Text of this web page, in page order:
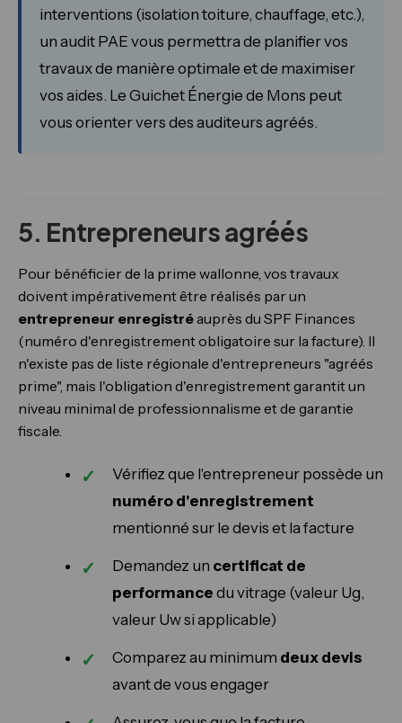
interventions (isolation toiture, chauffage, etc.),
un audit PAE vous permettra de planifier vos
travaux de manière optimale et de maximiser
vos aides. Le Guichet Énergie de Mons peut
vous orienter vers des auditeurs agréés.
5. Entrepreneurs agréés
Pour bénéficier de la prime wallonne, vos travaux
doivent impérativement être réalisés par un
entrepreneur enregistréauprès du SPF Finances
(numéro d'enregistrement obligatoire sur la facture). Il
n'existe pas de liste régionale d'entrepreneurs "agréés
prime", mais l'obligation d'enregistrement garantit un
niveau minimal de professionnalisme et de garantie
fiscale.
Vérifiez que l'entrepreneur possède un
numéro d'enregistrement
mentionné sur le devis et la facture
Demandez un certificat de
performance du vitrage (valeur Ug,
valeur Uw si applicable)
Comparez au minimum deux devis
avant de vous engager